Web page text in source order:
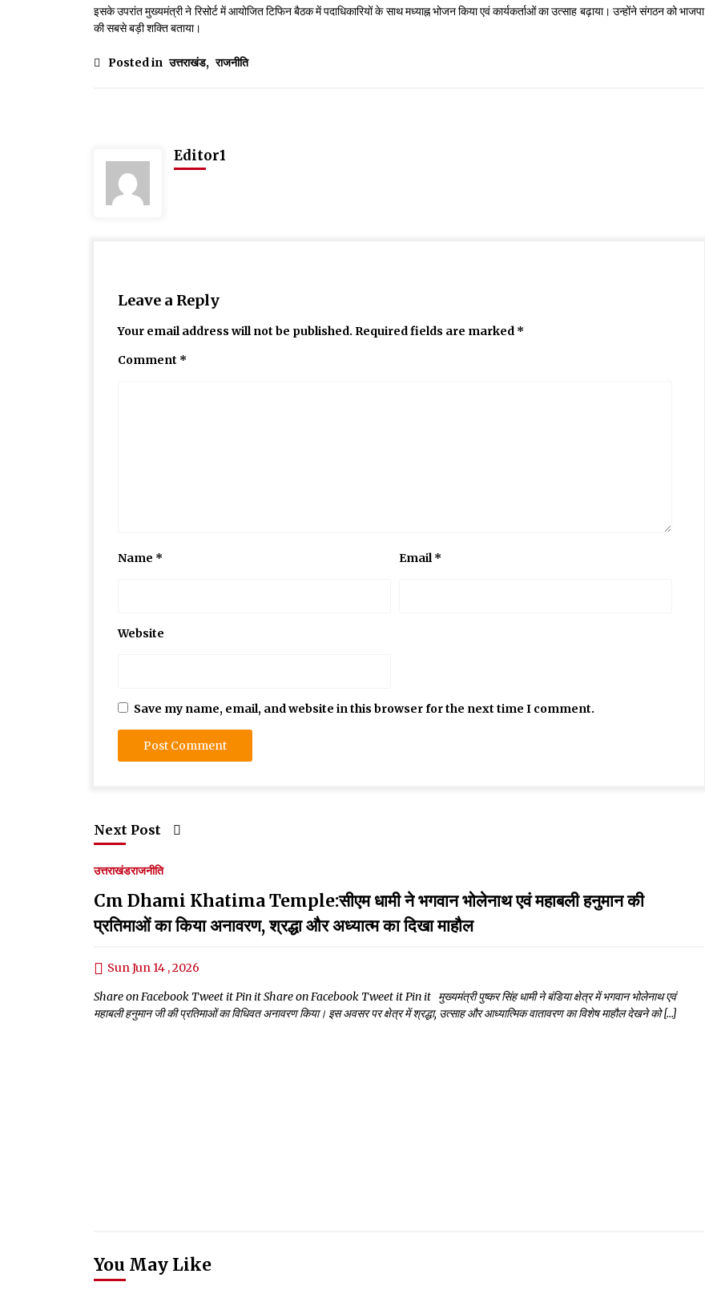
इसके उपरांत मुख्यमंत्री ने रिसोर्ट में आयोजित टिफिन बैठक में पदाधिकारियों के साथ मध्याह्न भोजन किया एवं कार्यकर्ताओं का उत्साह बढ़ाया। उन्होंने संगठन को भाजपा
की सबसे बड़ी शक्ति बताया।
Posted in उत्तराखंड, राजनीति
Editor1
Leave a Reply
Your email address will not be published. Required fields are marked *
Comment *
Name * Email*
Website
Save my name, email, and website in this browser for the next time I comment.
Next Post
उत्तराखंडराजनीति
Cm Dhami Khatima Temple:सीएम धामी ने भगवान भोलेनाथ एवं महाबली हनुमान की
प्रतिमाओं का किया अनावरण, श्रद्धा और अध्यात्म का दिखा माहौल
Sun Jun 14 , 2026
Share on Facebook Tweet it Pin it Share on Facebook Tweet it Pin it मुख्यमंत्री पुष्कर सिंह धामी ने बंडिया क्षेत्र में भगवान भोलेनाथ एवं
महाबली हनुमान जी की प्रतिमाओं का विधिवत अनावरण किया। इस अवसर पर क्षेत्र में श्रद्धा, उत्साह और आध्यात्मिक वातावरण का विशेष माहौल देखने को […]
You May Like